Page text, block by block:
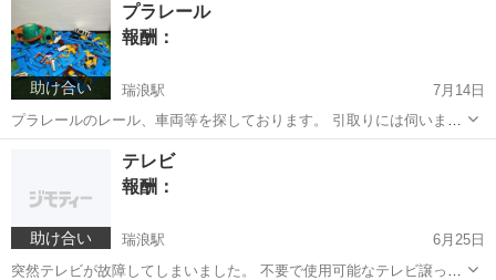
助け合い
プラレール
報酬：
瑞浪駅
7月14日
プラレールのレール、車両等を探しております。 引取りには伺いま
す。値段等は相談させて下さいm(_ _)m
瑞浪駅
助け合い
テレビ
報酬：
瑞浪駅
6月25日
突然テレビが故障してしまいました。 不要で使用可能なテレビ譲って